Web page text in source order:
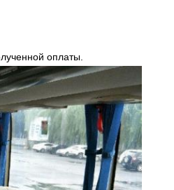
оплаты.